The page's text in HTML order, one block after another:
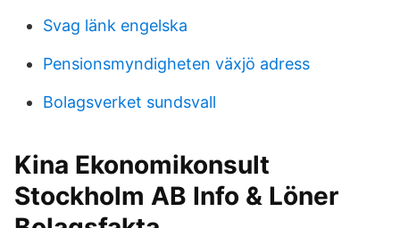
Svag länk engelska
Pensionsmyndigheten växjö adress
Bolagsverket sundsvall
Kina Ekonomikonsult
Stockholm AB Info & Löner